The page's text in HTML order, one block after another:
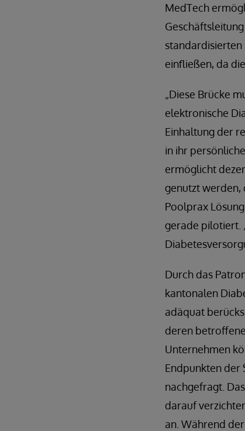
MedTech
standardisierten
einfließen, da
„Diese Brücke
elektronische
Einhaltung der
in ihr
ermöglicht
genutzt werden,
Poolprax
gerade pilotiert.
Durch das
kantonalen
adäquat
deren
Unternehmen
Endpunkten der
nachgefragt.
darauf
an. Während